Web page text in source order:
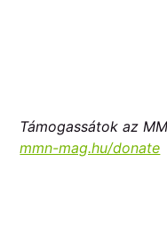
Támogassátok az
mmn-mag.hu/donate